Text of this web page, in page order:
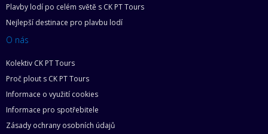
Plavby lodí po celém světě s CK PT Tours
Nejlepší destinace pro plavbu lodí
O nás
Kolektiv CK PT Tours
Proč plout s CK PT Tours
Informace o využití cookies
Informace pro spotřebitele
Zásady ochrany osobních údajů